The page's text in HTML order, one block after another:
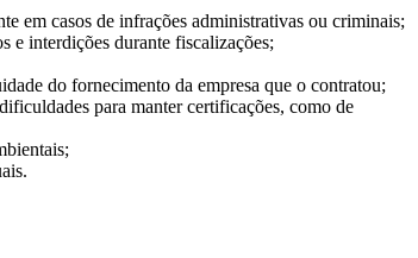
em casos de infrações administrativas ou criminais;
e interdições durante fiscalizações;
do fornecimento da empresa que o contratou;
para manter certificações, como de